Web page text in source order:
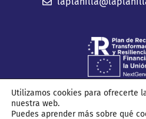
2026 © C.F.P. La Planilla. Todos
Utilizamos cookies para ofrecerte
nuestra web.
Puedes aprender más sobre qué